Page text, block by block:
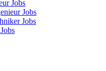
Jobs
Jobs
Jobs